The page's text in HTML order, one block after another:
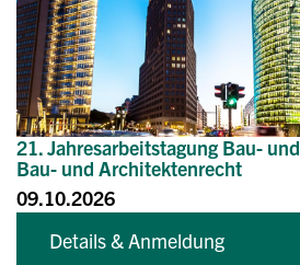
21. Jahresarbeitstagung Bau-
Bau- und Architektenrecht
09.10.2026
Details & Anmeldung